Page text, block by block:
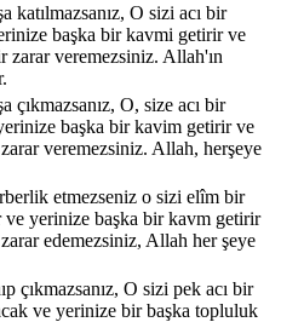
katılmazsanız, O sizi acı bir
başka bir kavmi getirir ve
zarar veremezsiniz. Allah'ın
çıkmazsanız, O, size acı bir
başka bir kavim getirir ve
veremezsiniz. Allah, herşeye
etmezseniz o sizi elîm bir
ve yerinize başka bir kavm getirir
edemezsiniz, Allah her şeye
çıkmazsanız, O sizi pek acı bir
ve yerinize bir başka topluluk